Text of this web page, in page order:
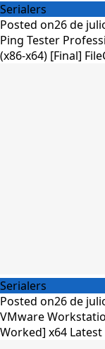
Serialers
Posted on26 de
Ping Tester
(x86-x64) [Final]
Serialers
Posted on26 de
VMware
Worked] x64 Latest